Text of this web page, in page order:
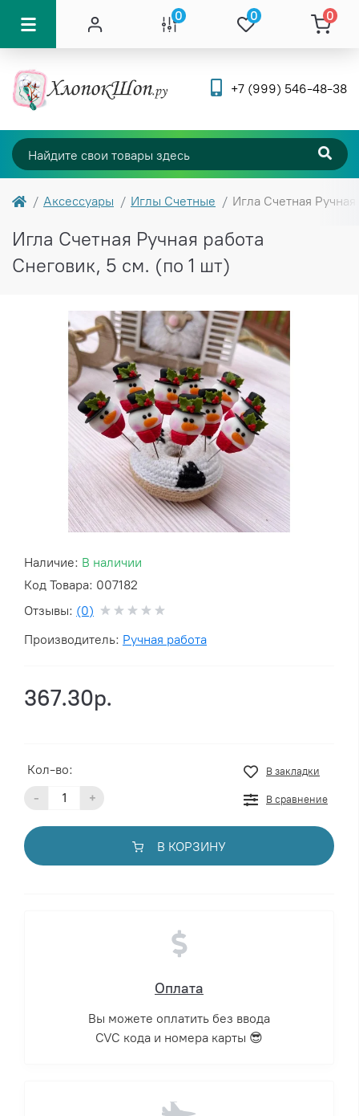
0 0 0
+7 (999) 546-48-38
Аксессуары Иглы Счетные Игла Счетная
Игла Счетная Ручная работа
Снеговик, 5 см. (по 1 шт)
Наличие: В наличии
Код Товара: 007182
Отзывы: (0)
Производитель: Ручная работа
367.30р.
Кол-во:
- +
В закладки
В сравнение
В КОРЗИНУ
Оплата
Вы можете оплатить без ввода
CVC кода и номера карты 😎